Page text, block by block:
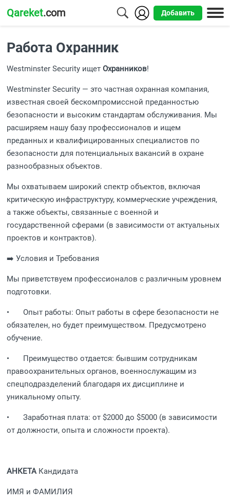
Qareket.com Добавить
Алматы
Шымкент
Каменогорск
Работа Охранник
Westminster Security ищетОхранников!
Westminster Security — это частная охранная компания,
известная своей бескомпромиссной преданностью
безопасности и высоким стандартам обслуживания. Мы
расширяем нашу базу профессионалов и ищем
преданных и квалифицированных специалистов по
безопасности для потенциальных вакансий в охране
разнообразных объектов.
Мы охватываем широкий спектр объектов, включая
критическую инфраструктуру, коммерческие учреждения,
а также объекты, связанные с военной и
государственной сферами (в зависимости от актуальных
проектов и контрактов).
➡️ Условия и Требования
Мы приветствуем профессионалов с различным уровнем
подготовки.
•
Опыт работы: Опыт работы в сфере безопасности не
обязателен, но будет преимуществом. Предусмотрено
обучение.
•
Преимущество отдается: бывшим сотрудникам
правоохранительных органов, военнослужащим из
спецподразделений благодаря их дисциплине и
уникальному опыту.
•
Заработная плата: от $2000 до $5000 (в зависимости
от должности, опыта и сложности проекта).
АНКЕТАКандидата
ИМЯ и ФАМИЛИЯ